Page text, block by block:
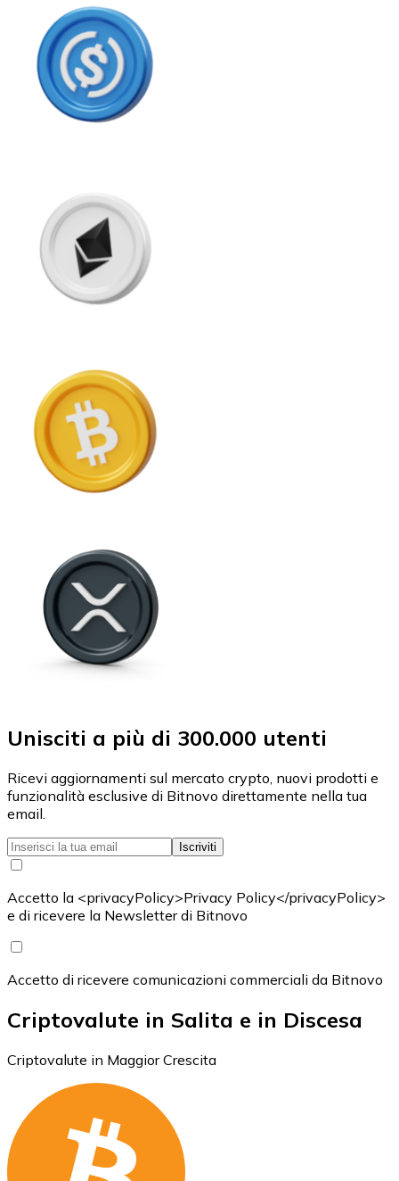
Unisciti a più di 300.000 utenti
Ricevi aggiornamenti sul mercato crypto, nuovi prodotti e
funzionalità esclusive di Bitnovo direttamente nella tua
email.
Iscriviti
Accetto la <privacyPolicy>Privacy Policy</privacyPolicy>
e di ricevere la Newsletter di Bitnovo
Accetto di ricevere comunicazioni commerciali da Bitnovo
Criptovalute in Salita e in Discesa
Criptovalute in Maggior Crescita